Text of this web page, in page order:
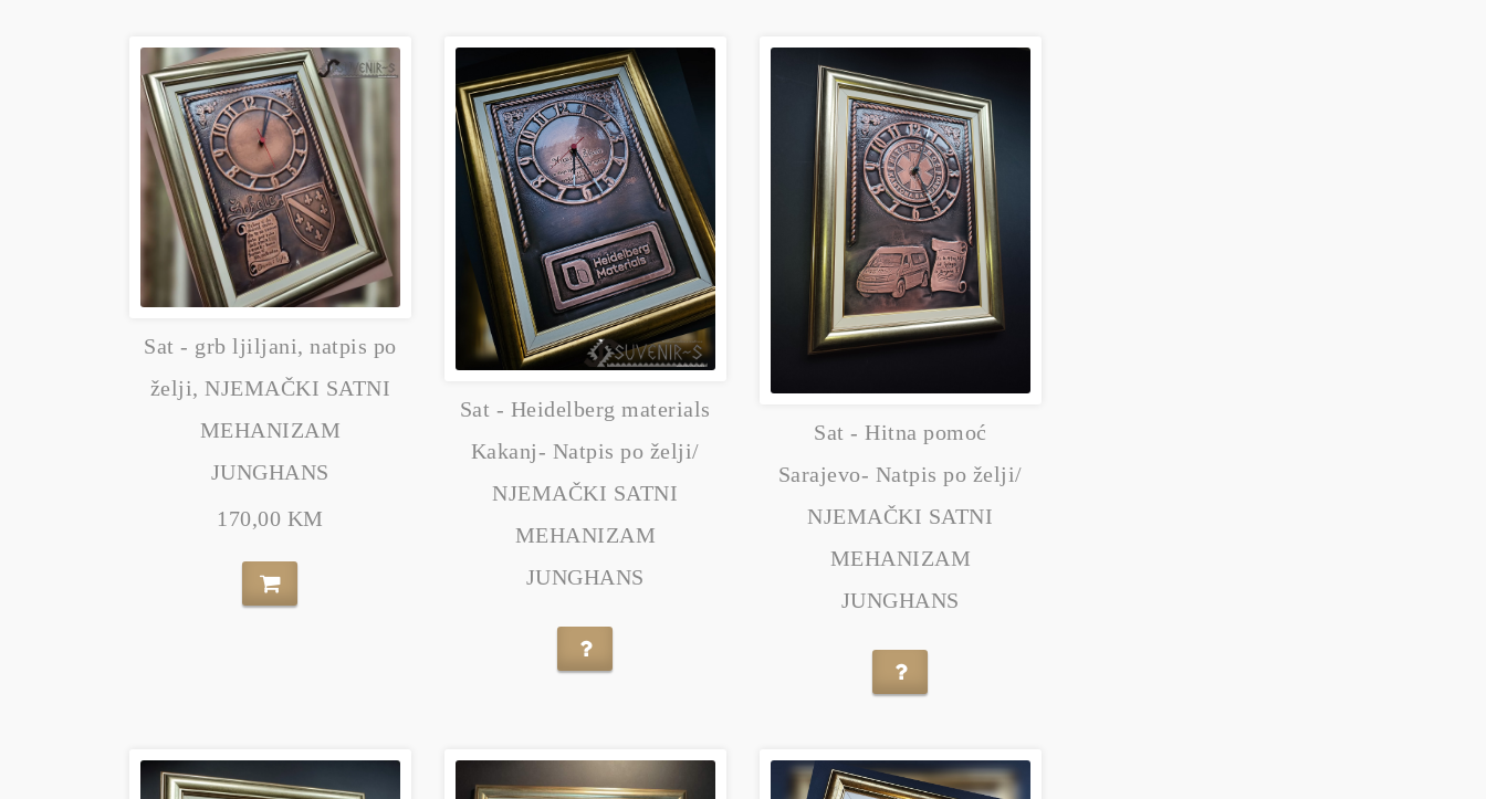
Sat - grb ljiljani, natpis po
želji, NJEMAČKI SATNI
MEHANIZAM
JUNGHANS
170,00 KM
Sat - Heidelberg materials
Kakanj- Natpis po želji/
NJEMAČKI SATNI
MEHANIZAM
JUNGHANS
Sat - Hitna pomoć
Sarajevo- Natpis po želji/
NJEMAČKI SATNI
MEHANIZAM
JUNGHANS